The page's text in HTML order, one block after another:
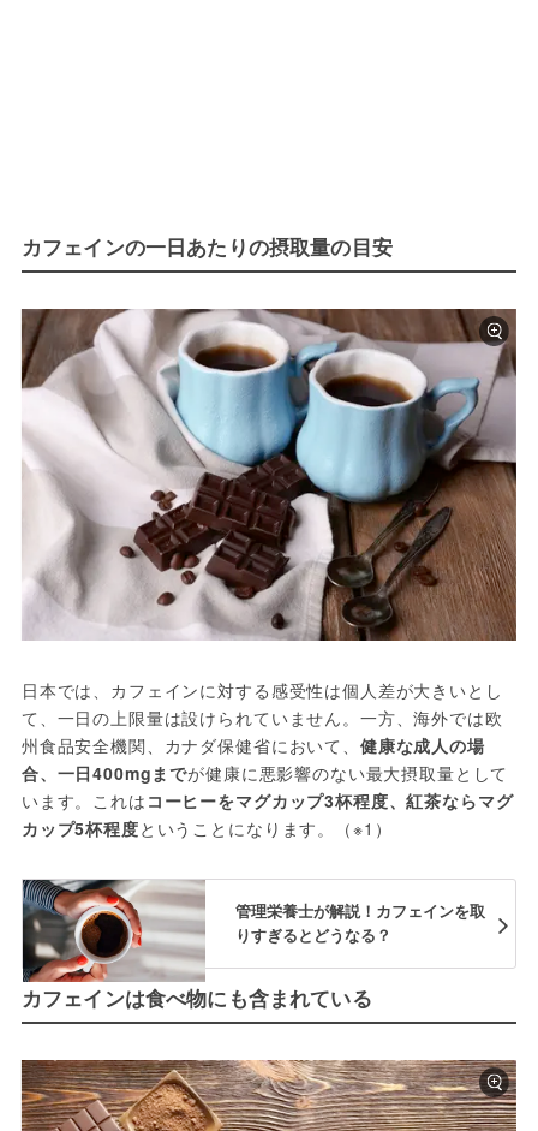
カフェインの一日あたりの摂取量の目安
日本では、カフェインに対する感受性は個人差が大きいとし
て、一日の上限量は設けられていません。一方、海外では欧
州食品安全機関、カナダ保健省において、 健康な成人の場
合、一日400mgまでが健康に悪影響のない最大摂取量として
います。これは コーヒーをマグカップ3杯程度、紅茶ならマグ
カップ5杯程度ということになります。（※1）
管理栄養士が解説！カフェインを取
りすぎるとどうなる？
カフェインは食べ物にも含まれている